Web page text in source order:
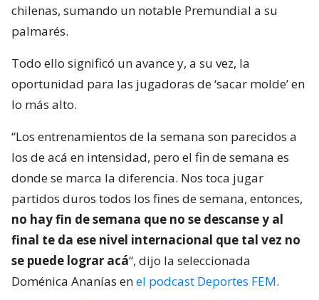
chilenas, sumando un notable Premundial a su
palmarés.
Todo ello significó un avance y, a su vez, la
oportunidad para las jugadoras de ‘sacar molde’ en
lo más alto.
“Los entrenamientos de la semana son parecidos a
los de acá en intensidad, pero el fin de semana es
donde se marca la diferencia. Nos toca jugar
partidos duros todos los fines de semana, entonces,
no hay fin de semana que no se descanse y al
final te da ese nivel internacional que tal vez no
se puede lograr acá“, dijo la seleccionada
Doménica Ananías enel podcast Deportes FEM.